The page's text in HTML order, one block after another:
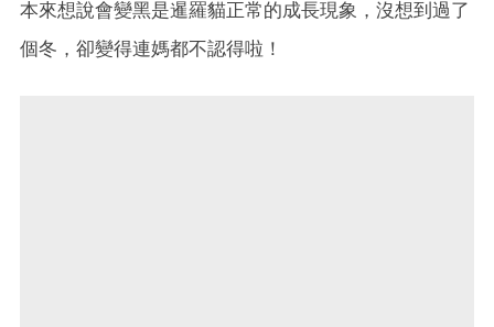
本來想說會變黑是暹羅貓正常的成長現象，沒想到過了
個冬，卻變得連媽都不認得啦！